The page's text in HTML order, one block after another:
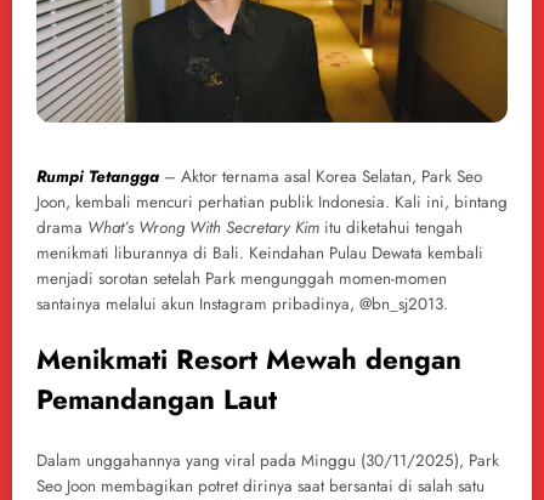
Rumpi Tetangga – Aktor ternama asal Korea Selatan, Park Seo
Joon, kembali mencuri perhatian publik Indonesia. Kali ini, bintang
drama What’s Wrong With Secretary Kim itu diketahui tengah
menikmati liburannya di Bali. Keindahan Pulau Dewata kembali
menjadi sorotan setelah Park mengunggah momen-momen
santainya melalui akun Instagram pribadinya, @bn_sj2013.
Menikmati Resort Mewah dengan
Pemandangan Laut
Dalam unggahannya yang viral pada Minggu (30/11/2025), Park
Seo Joon membagikan potret dirinya saat bersantai di salah satu